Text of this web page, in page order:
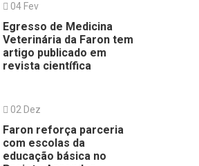
04 Fev
Egresso de Medicina
Veterinária da Faron tem
artigo publicado em
revista científica
02 Dez
Faron reforça parceria
com escolas da
educação básica no